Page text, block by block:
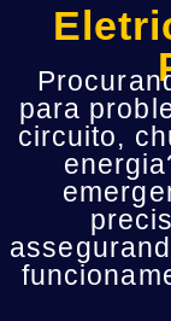
para
circuito,